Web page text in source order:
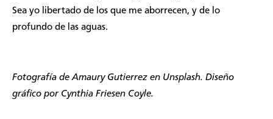
Sea yo libertado de los que me aborrecen, y de lo
profundo de las aguas.
Fotografía deAmaury Gutierrez en Unsplash. Diseño
gráfico por Cynthia Friesen Coyle.